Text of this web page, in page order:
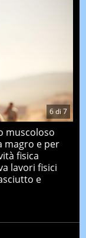
6di 7
muscoloso
magro e per
fisica
lavori fisici
e